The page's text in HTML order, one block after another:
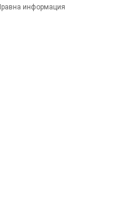
информация